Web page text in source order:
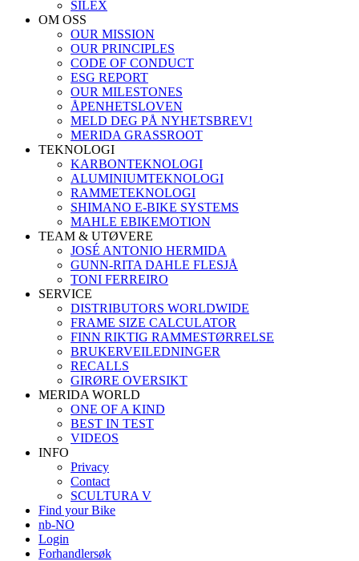
SILEX
OM OSS
OUR MISSION
OUR PRINCIPLES
CODE OF CONDUCT
ESG REPORT
OUR MILESTONES
ÅPENHETSLOVEN
MELD DEG PÅ NYHETSBREV!
MERIDA GRASSROOT
TEKNOLOGI
KARBONTEKNOLOGI
ALUMINIUMTEKNOLOGI
RAMMETEKNOLOGI
SHIMANO E-BIKE SYSTEMS
MAHLE EBIKEMOTION
TEAM & UTØVERE
JOSÉ ANTONIO HERMIDA
GUNN-RITA DAHLE FLESJÅ
TONI FERREIRO
SERVICE
DISTRIBUTORS WORLDWIDE
FRAME SIZE CALCULATOR
FINN RIKTIG RAMMESTØRRELSE
BRUKERVEILEDNINGER
RECALLS
GIRØRE OVERSIKT
MERIDA WORLD
ONE OF A KIND
BEST IN TEST
VIDEOS
INFO
Privacy
Contact
SCULTURA V
Find your Bike
nb-NO
Login
Forhandlersøk